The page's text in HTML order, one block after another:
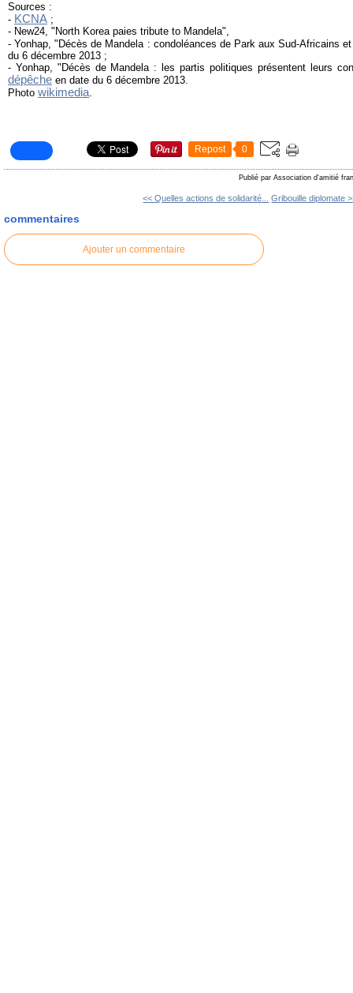
Sources :
- KCNA ;
- New24, "North Korea paies tribute to Mandela",
- Yonhap, "Décès de Mandela : condoléances de Park aux Sud-Africains
du 6 décembre 2013 ;
- Yonhap, "Décès de Mandela : les partis politiques présentent leurs
dépêche en date du 6 décembre 2013.
Photo wikimedia.
Repost 0
Publié par Association d'amitié
<< Quelles actions de solidarité... Gribouille diplomate
commentaires
Ajouter un commentaire